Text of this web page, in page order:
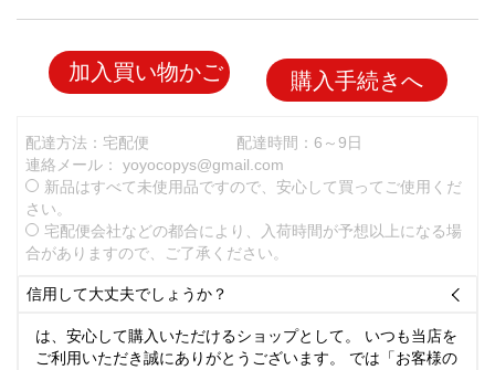
加入買い物かご 購入手続きへ
配達方法：宅配便
配達時間：6～9日
連絡メール： yoyocopys@gmail.com
新品はすべて未使用品ですので、安心して買ってご使用くだ
さい。
宅配便会社などの都合により、入荷時間が予想以上になる場
合がありますので、ご了承ください。
信用して大丈夫でしょうか？ 
は、安心して購入いただけるショップとして。 いつも当店を
ご利用いただき誠にありがとうございます。 では「お客様の